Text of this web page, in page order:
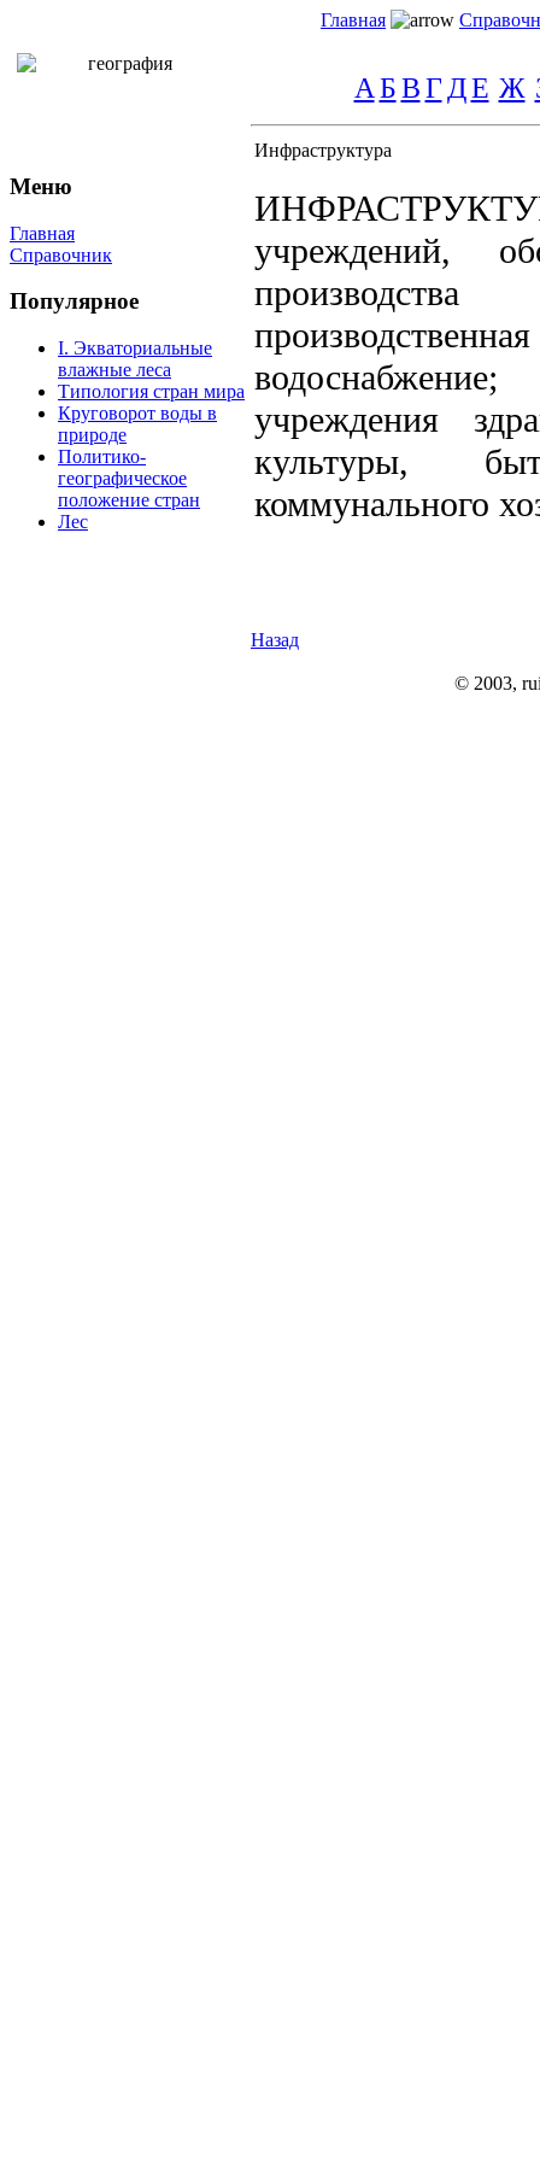
Главная
Меню
Главная
Справочник
Популярное
I. Экваториальные
влажные леса
Типология стран мира
Круговорот воды в
природе
Политико-
географическое
положение стран
Лес
А БВГ ДЕ Ж
Инфраструктура
учреждений,
учреждения
культуры,
коммунального
Назад
© 2003,